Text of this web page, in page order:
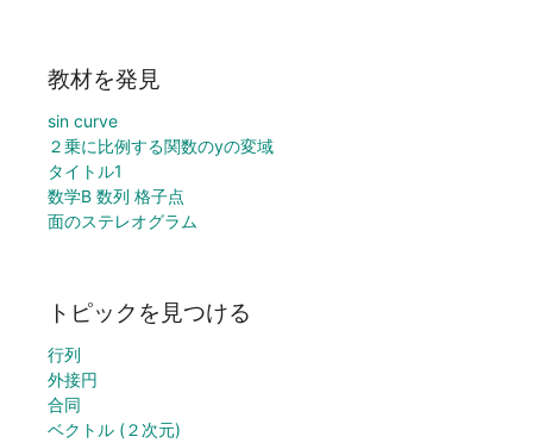
教材を発見
sin curve
２乗に比例する関数のyの変域
タイトル1
数学B 数列 格子点
面のステレオグラム
トピックを見つける
行列
外接円
合同
ベクトル (２次元)